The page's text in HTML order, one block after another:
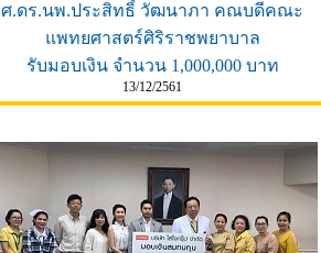
ศ.ดร.นพ.ประสิทธิ์ วัฒนาภา คณบดีคณะ
แพทยศาสตร์ศิริราชพยาบาล
รับมอบเงิน จำนวน 1,000,000 บาท
13/12/2561